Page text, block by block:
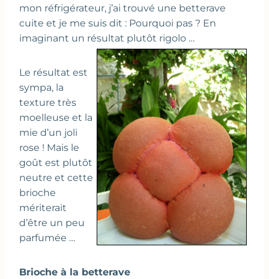
mon réfrigérateur, j’ai trouvé une betterave
cuite et je me suis dit : Pourquoi pas ? En
imaginant un résultat plutôt rigolo …
Le résultat est
sympa, la
texture très
moelleuse et la
mie d’un joli
rose ! Mais le
goût est plutôt
neutre et cette
brioche
mériterait
d’être un peu
parfumée …
Brioche à la betterave